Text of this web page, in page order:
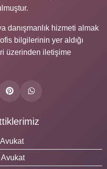
danışmanlık hizmeti almak
bilgilerinin yer aldığı
üzerinden iletişime
Avukat